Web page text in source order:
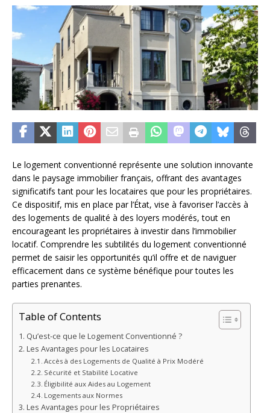
Le logement conventionné représente une solution innovante
dans le paysage immobilier français, offrant des avantages
significatifs tant pour les locataires que pour les propriétaires.
Ce dispositif, mis en place par l’État, vise à favoriser l’accès à
des logements de qualité à des loyers modérés, tout en
encourageant les propriétaires à investir dans l’immobilier
locatif. Comprendre les subtilités du logement conventionné
permet de saisir les opportunités qu’il offre et de naviguer
efficacement dans ce système bénéfique pour toutes les
parties prenantes.
Table of Contents
Qu’est-ce que le Logement Conventionné ?
Les Avantages pour les Locataires
Accès à des Logements de Qualité à Prix Modéré
Sécurité et Stabilité Locative
Éligibilité aux Aides au Logement
Logements aux Normes
Les Avantages pour les Propriétaires